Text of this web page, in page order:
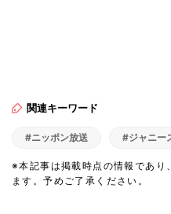
関連キーワード
#ニッポン放送 #ジャニー
※本記事は掲載時点の情報であり
ます。予めご了承ください。